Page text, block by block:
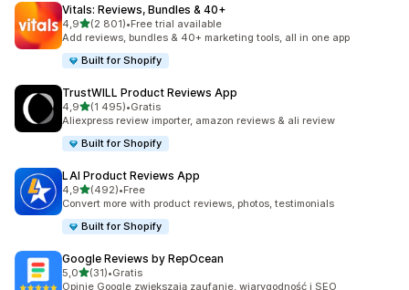
Vitals: Reviews, Bundles & 40+
4,9na 5 gwiazdek
(2 801)
Łączna liczba recenzji: 2801
•Free trial available
Add reviews, bundles & 40+ marketing tools, all in one app
Built for Shopify
TrustWILL Product Reviews App
4,9na 5 gwiazdek
(1 495)
Łączna liczba recenzji: 1495
•Gratis
Aliexpress review importer, amazon reviews & ali review
Built for Shopify
LAI Product Reviews App
4,9na 5 gwiazdek
(492)
Łączna liczba recenzji: 492
•Free
Convert more with product reviews, photos, testimonials
Built for Shopify
Google Reviews by RepOcean
5,0na 5 gwiazdek
(31)
Łączna liczba recenzji: 31
•Gratis
Opinie Google zwiększają zaufanie, wiarygodność i SEO